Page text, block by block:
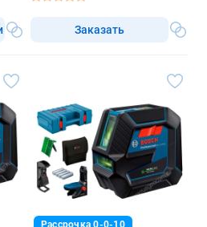
Заказать
Рассрочка 0-0-10